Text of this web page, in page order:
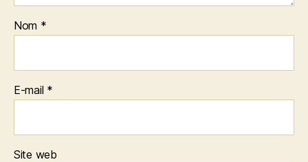
Nom *
E-mail *
Site web